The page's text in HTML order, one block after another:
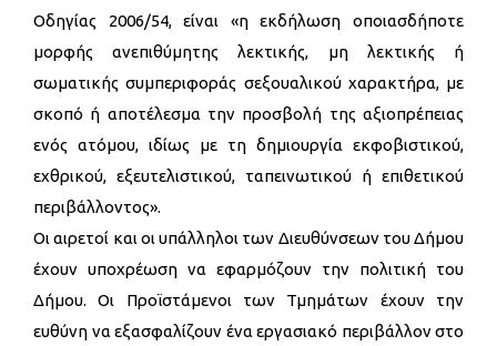
Οδηγίας 2006/54, είναι «η εκδήλωση οποιασδήποτε
μορφής ανεπιθύμητης λεκτικής, μη λεκτικής ή
σωματικής συμπεριφοράς σεξουαλικού χαρακτήρα, με
σκοπό ή αποτέλεσμα την προσβολή της αξιοπρέπειας
ενός ατόμου, ιδίως με τη δημιουργία εκφοβιστικού,
εχθρικού, εξευτελιστικού, ταπεινωτικού ή επιθετικού
περιβάλλοντος».
Οι αιρετοί και οι υπάλληλοι των Διευθύνσεων του Δήμου
έχουν υποχρέωση να εφαρμόζουν την πολιτική του
Δήμου. Οι Προϊστάμενοι των Τμημάτων έχουν την
ευθύνη να εξασφαλίζουν ένα εργασιακό περιβάλλον στο